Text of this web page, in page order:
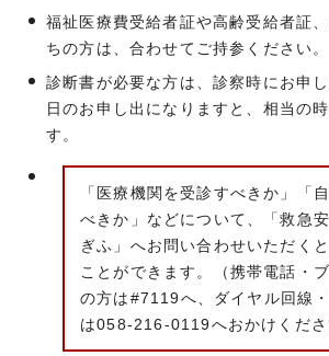
福祉医療費受給者証や高齢受給者証
ちの方は、合わせてご持参ください。
診断書が必要な方は、診察時にお申
日のお申し出になりますと、相当の
す。
「医療機関を受診すべきか」「
べきか」などについて、「救急
ぎふ」へお問い合わせいただく
ことができます。（携帯電話・
の方は#7119へ、ダイヤル回線
は058-216-0119へおかけくださ